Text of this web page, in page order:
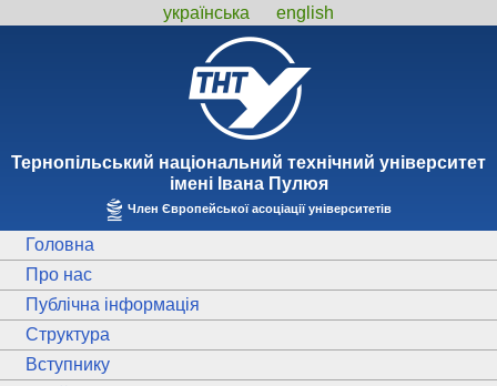
українська english
Тернопiльський національний технiчний унiверситет
iменi Iвана Пулюя
Член Європейської асоціації університетів
Головна
Про нас
Публічна інформація
Структура
Вступнику